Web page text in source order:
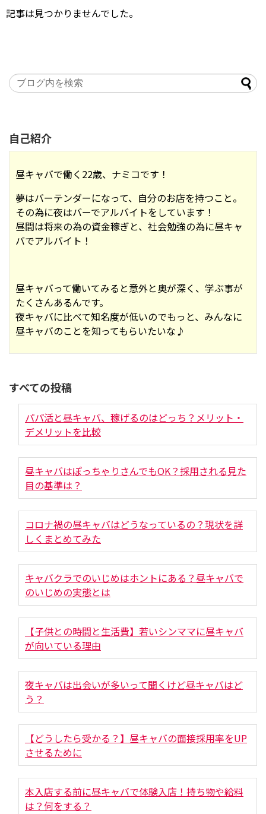
記事は見つかりませんでした。
自己紹介
昼キャバで働く22歳、ナミコです！
夢はバーテンダーになって、自分のお店を持つこと。
その為に夜はバーでアルバイトをしています！
昼間は将来の為の資金稼ぎと、社会勉強の為に昼キャ
バでアルバイト！
昼キャバって働いてみると意外と奥が深く、学ぶ事が
たくさんあるんです。
夜キャバに比べて知名度が低いのでもっと、みんなに
昼キャバのことを知ってもらいたいな♪
すべての投稿
パパ活と昼キャバ、稼げるのはどっち？メリット・
デメリットを比較
昼キャバはぽっちゃりさんでもOK？採用される見た
目の基準は？
コロナ禍の昼キャバはどうなっているの？現状を詳
しくまとめてみた
キャバクラでのいじめはホントにある？昼キャバで
のいじめの実態とは
【子供との時間と生活費】若いシンママに昼キャバ
が向いている理由
夜キャバは出会いが多いって聞くけど昼キャバはど
う？
【どうしたら受かる？】昼キャバの面接採用率をUP
させるために
本入店する前に昼キャバで体験入店！持ち物や給料
は？何をする？